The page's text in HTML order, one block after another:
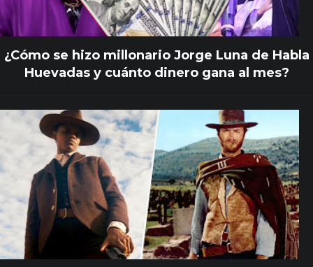
¿Cómo se hizo millonario Jorge Luna de Habla
Huevadas y cuánto dinero gana al mes?